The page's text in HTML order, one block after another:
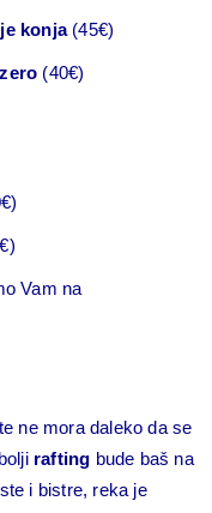
konja(45€)
(40€)
Vam na
ne mora daleko da se
rafting bude baš na
i bistre, reka je